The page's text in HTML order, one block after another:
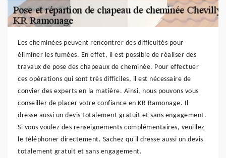
Les cheminées peuvent rencontrer des difficultés pour
éliminer les fumées. En effet, il est possible de réaliser des
travaux de pose des chapeaux de cheminée. Pour effectuer
ces opérations qui sont très difficiles, il est nécessaire de
convier des experts en la matière. Ainsi, nous pouvons vous
conseiller de placer votre confiance en KR Ramonage. Il
dresse aussi un devis totalement gratuit et sans engagement.
Si vous voulez des renseignements complémentaires, veuillez
le téléphoner directement. Sachez qu'il dresse aussi un devis
totalement gratuit et sans engagement.